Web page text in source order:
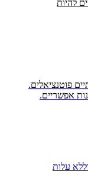
להיות
פוטנציאלים.
אפשריים.
עלות